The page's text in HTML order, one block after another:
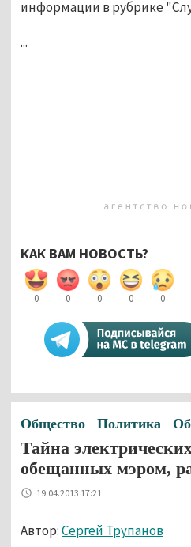
информации в рубрике
...
КАК ВАМ НОВОСТЬ?
0 0 0 0 0
Общество Политика
Тайна
обещанных мэром,
19.04.2013 17:21
Автор:Сергей Трупанов